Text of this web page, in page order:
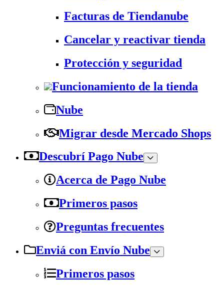
Facturas de Tiendanube
Cancelar y reactivar tienda
Protección y seguridad
Funcionamiento de la tienda
Nube
Migrar desde Mercado Shops
Descubrí Pago Nube
Acerca de Pago Nube
Primeros pasos
Preguntas frecuentes
Enviá con Envío Nube
Primeros pasos